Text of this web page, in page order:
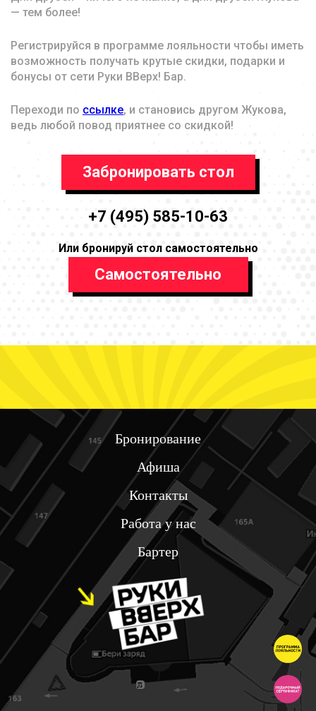
— тем более!
Регистрируйся в программе лояльности чтобы иметь
возможность получать крутые скидки, подарки и
бонусы от сети Руки ВВерх! Бар.
Переходи по ссылке, и становись другом Жукова,
ведь любой повод приятнее со скидкой!
Забронировать стол
+7 (495) 585-10-63
Или бронируй стол самостоятельно
Самостоятельно
Бронирование
Афиша
Контакты
Работа у нас
Бартер